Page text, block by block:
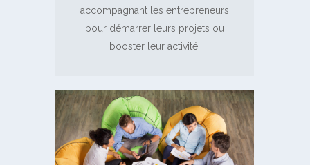
accompagnant les entrepreneurs
pour démarrer leurs projets ou
booster leur activité.